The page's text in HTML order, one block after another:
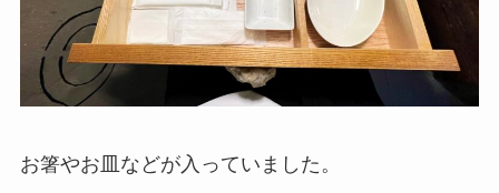
お箸やお皿などが入っていました。